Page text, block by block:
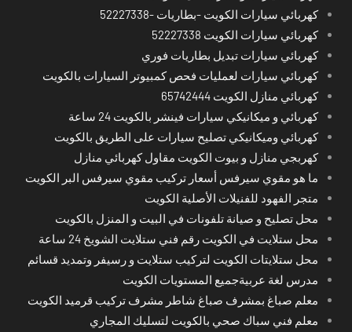
كهربائي سيارات الكويت -بطاريات -52227338
كهربائي سيارات الكويت 52227338
كهربائي سيارات تبديل بطاريات فوري
كهربائي سيارات لعمليات فحص كمبيوتر السيارات بالكويت
كهربائي منازل الكويت 65742444
كهربائي و ميكانيكي سيارات فينشر بالكويت 24 ساعة
كهربائي وميكانيكي تصليح سيارات على الطريق بالكويت
كهربجي منازل و بيوت الكويت مقاول كهربائي منازل
ما هو مقوي سيرفس أسعار تركيب مقوي سيرفس البر الكويت
متجر الفهود للفنيلات الأصلية الكويت
محل تصليح و صيانة تلفونات في البيت و المنزل بالكويت
محل ستلايت في الكويت رقم فني ستلايت الشويخ 24 ساعة
محل ستلايتات الكويت لتركيب ستلايت و رسيفر وتمديد قسائم
مدرس لغة عربيةجميع المستويات الكويت
معلم صباغ بمشرف صباغ شاطر مشرف تركيب قرميد الكويت
معلم فني سباك صحي بالكويت لتسليك المجاري